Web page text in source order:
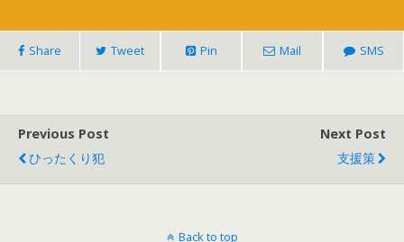
Share Tweet Pin Mail SMS
Previous Post
ひったくり犯
Next Post
支援策
Back to top